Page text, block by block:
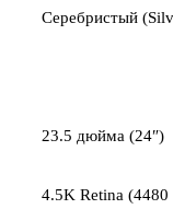
Серебристый
23.5 дюйма (24″)
4.5K Retina (4480